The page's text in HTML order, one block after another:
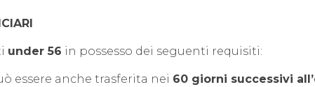
under 56 in possesso dei seguenti requisiti:
essere anche trasferita nei 60 giorni successivi